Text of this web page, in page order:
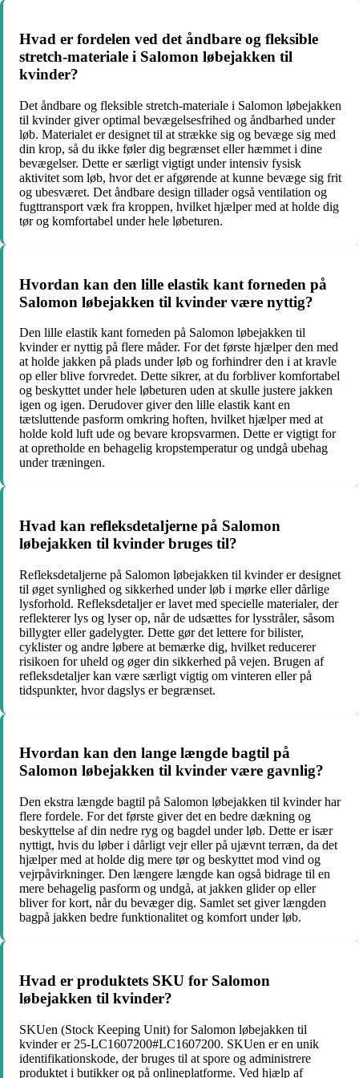
Hvad er fordelen ved det åndbare og fleksible
stretch-materiale i Salomon løbejakken til
kvinder?
Det åndbare og fleksible stretch-materiale i Salomon løbejakken
til kvinder giver optimal bevægelsesfrihed og åndbarhed under
løb. Materialet er designet til at strække sig og bevæge sig med
din krop, så du ikke føler dig begrænset eller hæmmet i dine
bevægelser. Dette er særligt vigtigt under intensiv fysisk
aktivitet som løb, hvor det er afgørende at kunne bevæge sig frit
og ubesværet. Det åndbare design tillader også ventilation og
fugttransport væk fra kroppen, hvilket hjælper med at holde dig
tør og komfortabel under hele løbeturen.
Hvordan kan den lille elastik kant forneden på
Salomon løbejakken til kvinder være nyttig?
Den lille elastik kant forneden på Salomon løbejakken til
kvinder er nyttig på flere måder. For det første hjælper den med
at holde jakken på plads under løb og forhindrer den i at kravle
op eller blive forvredet. Dette sikrer, at du forbliver komfortabel
og beskyttet under hele løbeturen uden at skulle justere jakken
igen og igen. Derudover giver den lille elastik kant en
tætsluttende pasform omkring hoften, hvilket hjælper med at
holde kold luft ude og bevare kropsvarmen. Dette er vigtigt for
at opretholde en behagelig kropstemperatur og undgå ubehag
under træningen.
Hvad kan refleksdetaljerne på Salomon
løbejakken til kvinder bruges til?
Refleksdetaljerne på Salomon løbejakken til kvinder er designet
til øget synlighed og sikkerhed under løb i mørke eller dårlige
lysforhold. Refleksdetaljer er lavet med specielle materialer, der
reflekterer lys og lyser op, når de udsættes for lysstråler, såsom
billygter eller gadelygter. Dette gør det lettere for bilister,
cyklister og andre løbere at bemærke dig, hvilket reducerer
risikoen for uheld og øger din sikkerhed på vejen. Brugen af
refleksdetaljer kan være særligt vigtig om vinteren eller på
tidspunkter, hvor dagslys er begrænset.
Hvordan kan den lange længde bagtil på
Salomon løbejakken til kvinder være gavnlig?
Den ekstra længde bagtil på Salomon løbejakken til kvinder har
flere fordele. For det første giver det en bedre dækning og
beskyttelse af din nedre ryg og bagdel under løb. Dette er især
nyttigt, hvis du løber i dårligt vejr eller på ujævnt terræn, da det
hjælper med at holde dig mere tør og beskyttet mod vind og
vejrpåvirkninger. Den længere længde kan også bidrage til en
mere behagelig pasform og undgå, at jakken glider op eller
bliver for kort, når du bevæger dig. Samlet set giver længden
bagpå jakken bedre funktionalitet og komfort under løb.
Hvad er produktets SKU for Salomon
løbejakken til kvinder?
SKUen (Stock Keeping Unit) for Salomon løbejakken til
kvinder er 25-LC1607200#LC1607200. SKUen er en unik
identifikationskode, der bruges til at spore og administrere
produktet i butikker og på onlineplatforme. Ved hjælp af